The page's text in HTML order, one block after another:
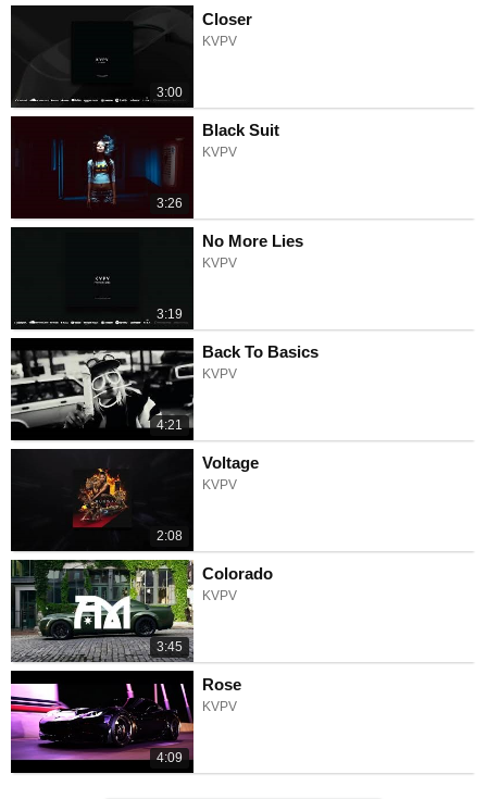
3:00
Closer
KVPV
3:26
Black Suit
KVPV
3:19
No More Lies
KVPV
4:21
Back To Basics
KVPV
2:08
Voltage
KVPV
3:45
Colorado
KVPV
4:09
Rose
KVPV